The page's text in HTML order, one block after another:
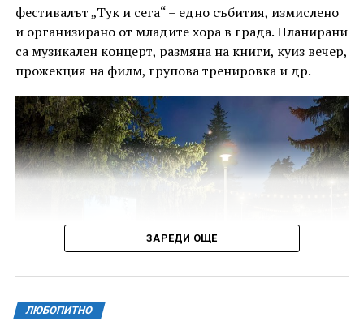
фестивалът „Тук и сега“ – едно събития, измислено
и организирано от младите хора в града. Планирани
са музикален концерт, размяна на книги, куиз вечер,
прожекция на филм, групова тренировка и др.
ЗАРЕДИ ОЩЕ
ЛЮБОПИТНО